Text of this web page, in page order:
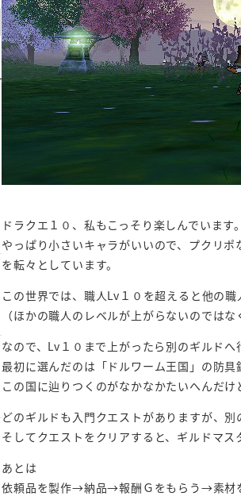
ドラクエ１０、私もこっそり楽しんでいます。
やっぱり小さいキャラがいいので、プクリ
を転々としています。
この世界では、職人Lv１０を超えると他の職
（ほかの職人のレベルが上がらないのでは
なので、Lv１０まで上がったら別のギルドへ
最初に選んだのは「ドルワーム王国」の防具
この国に辿りつくのがなかなかたいへんだけ
どのギルドも入門クエストがありますが、
そしてクエストをクリアすると、ギルドマ
あとは
依頼品を製作→納品→報酬Ｇをもらう→素材